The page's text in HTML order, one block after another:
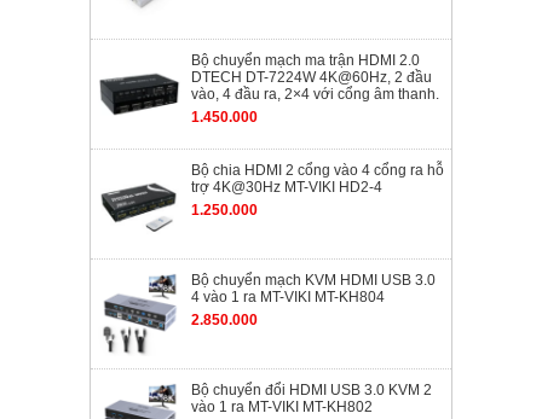
Bộ chuyển mạch ma trận HDMI 2.0
DTECH DT-7224W 4K@60Hz, 2 đầu
vào, 4 đầu ra, 2×4 với cổng âm thanh.
1.450.000
Bộ chia HDMI 2 cổng vào 4 cổng ra hỗ
trợ 4K@30Hz MT-VIKI HD2-4
1.250.000
Bộ chuyển mạch KVM HDMI USB 3.0
4 vào 1 ra MT-VIKI MT-KH804
2.850.000
Bộ chuyển đổi HDMI USB 3.0 KVM 2
vào 1 ra MT-VIKI MT-KH802